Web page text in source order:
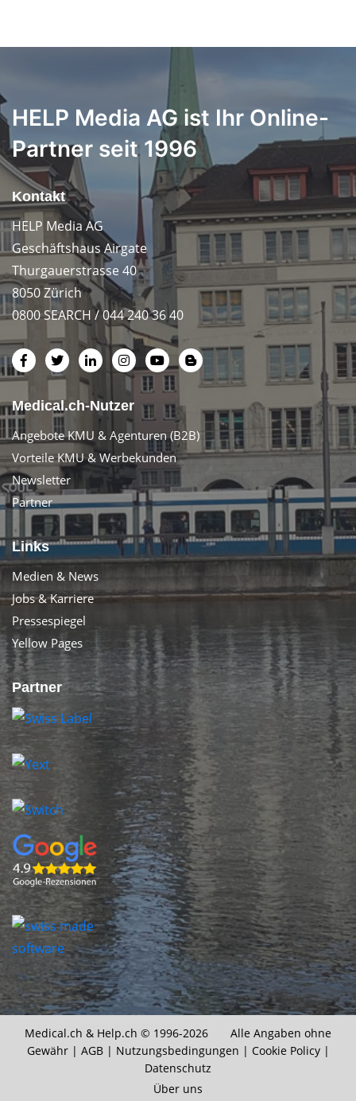
HELP Media AG ist Ihr Online-
Partner seit 1996
Kontakt
HELP Media AG
Geschäftshaus Airgate
Thurgauerstrasse 40
8050 Zürich
0800 SEARCH / 044 240 36 40
Medical.ch-Nutzer
Angebote KMU & Agenturen (B2B)
Vorteile KMU & Werbekunden
Newsletter
Partner
Links
Medien & News
Jobs & Karriere
Pressespiegel
Yellow Pages
Partner
Medical.ch & Help.ch © 1996-2026 Alle Angaben ohne
Gewähr | AGB| Nutzungsbedingungen | Cookie Policy|
Datenschutz
Über uns